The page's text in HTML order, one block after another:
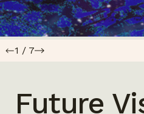
1 / 7
Future